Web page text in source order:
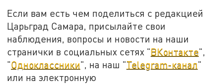
Если вам есть чем поделиться с редакцией
Царьград Самара, присылайте свои
наблюдения, вопросы и новости на наши
странички в социальных сетях "ВКонтакте",
"Одноклассники", на наш "Telegram-канал"
или на электронную